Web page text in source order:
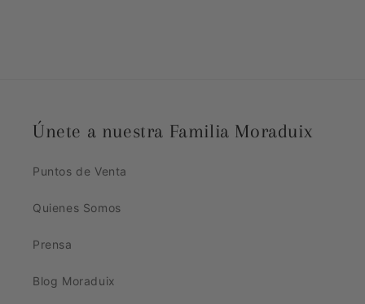
Únete a nuestra Familia Moraduix
Puntos de Venta
Quienes Somos
Prensa
Blog Moraduix